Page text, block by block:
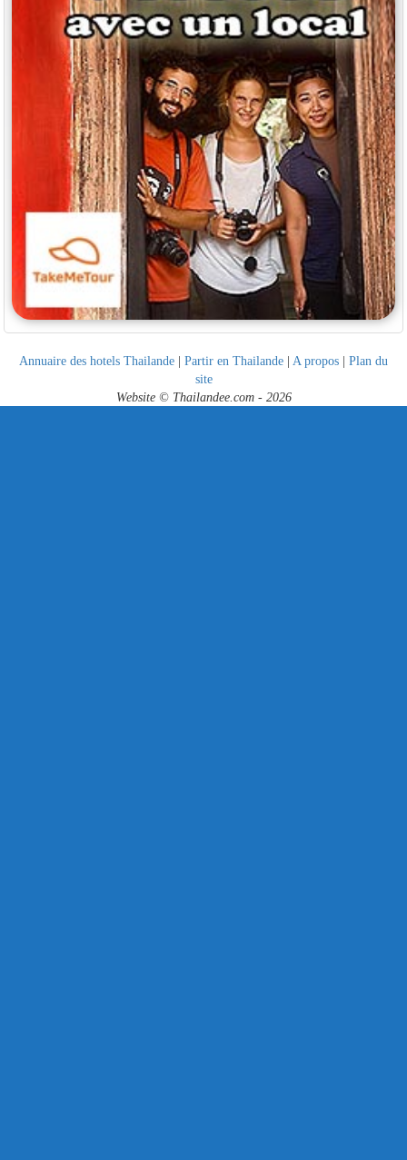
Annuaire des hotels Thailande | Partir en Thailande | A propos | Plan du
site
Website © Thailandee.com - 2026